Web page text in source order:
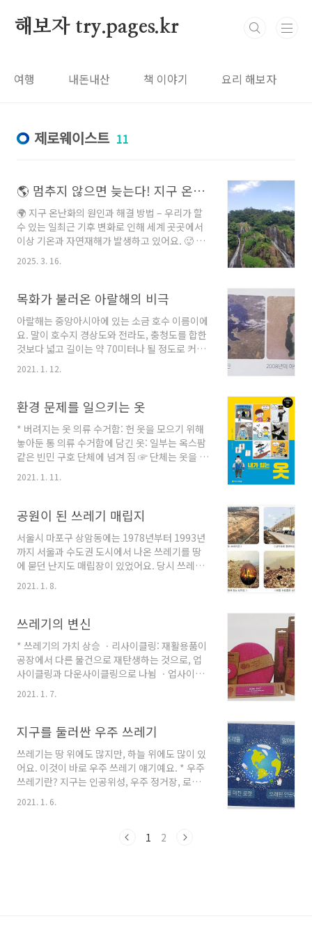
해보자 try.pages.kr
여행 내돈내산 책 이야기 요리 해보자
제로웨이스트 11
🌎 멈추지 않으면 늦는다! 지구 온난화의 원인과 해결책-우리가 할 수 있는 일 ⚠️
🌍 지구 온난화의 원인과 해결 방법 – 우리가 할
수 있는 일최근 기후 변화로 인해 세계 곳곳에서
이상 기온과 자연재해가 발생하고 있어요. 🥵 겨
울이 짧아지고, 여름은 더 길어지는 걸 직접 체감
하는 분들도 많을 텐데요. 이러한 현상의 주요 원
다.오늘은 지구 온난화의 원인과 문제점, 그리고
게요! 🌱---❄️ 지구 온난화란?지구 온난화는 지
구의 평균 기온이 점점 상승하는 현상을 의미해
요. 주된 원인은 인간 활동으로 인한 온실가스 배
출 증가입니다. 온실가스는 대기 중에서 열을 가
난화의 심각성:✔ 19세기 ..
2025. 3. 16.
목화가 불러온 아랄해의 비극
아랄해는 중앙아시아에 있는 소금 호수 이름이에
요. 말이 호수지 경상도와 전라도, 충청도를 합한
것보다 넓고 길이는 약 70미터나 될 정도로 커요.
아름다운 데다가 잉어와 철갑상어 등 많은 생물
이 살아 세계적인 관광지였어요. 하지만 지금은
뻘건 사막이 되었거든요. 남은 물도 심각하게 오
죽음의 바다가 되었어요. 그 이유는 바로 목화 때
문이에요. 아랄해 주변에는 드넓은 목화밭이 있
었어요. 목화를 재배하려면 많은 물이 필요해요.
사람들은 2개의 강에서 물을 끌어왔어요. 그런데
랄해는 점점 말라 갔어요. 결국 아랄해의 바닥이
드러났..
2021. 1. 12.
환경 문제를 일으키는 옷
* 버려지는 옷 의류 수거함: 헌 옷을 모으기 위해
놓아둔 통 의류 수거함에 담긴 옷: 일부는 옥스팜
같은 빈민 구호 단체에 넘겨 짐 ☞ 단체는 옷을 등
급에 따라 분류 (가장 상태가 좋은 옷은 국내에서
싼 가격에 판매하고, 가장 상태가 나쁜 옷은 묻거
로 수출함) * 패스트패션 최신 유행을 반영해 대
량으로 생산되는 세련되고 값싼 옷 주문하면 빨
리 나오는 패스트푸드처럼 번개같이 제작되어 판
매됨 유행에 민감한 젊은이들이 주요 소비자 * 옷
과 환경 오염 면섬유: 목화 재배에는 엄청난 양의
농약과 살충제가 사용됨 합성 섬유: 세탁할 때 떨
가스 발생 땅에 묻은 헌 옷은 썩을 때 ..
2021. 1. 11.
공원이 된 쓰레기 매립지
서울시 마포구 상암동에는 1978년부터 1993년
까지 서울과 수도권 도시에서 나온 쓰레기를 땅
에 묻던 난지도 매립장이 있었어요. 당시 쓰레기
2개나 생겼지요. 이렇게 쌓인 쓰레기의 양은 커다
쓰레기 매립은 더 이상 안 돼! 난지도 매립장 근처
에 사는 사람들은 고약한 냄새 때문에 생활이 불
편했어요. 심지어 바로 옆에 있는 한강으로 더러
운 물이 흘러들어 물이 크게 오염되었지요. 난지
도 매립장이 더 이상 쓰레기를 묻을 수 없을 만큼
가득 차자, 나라에서는 이곳을 닫고 다른 지역에
을 폐쇄하고 이곳에 생태 공원을 만들..
2021. 1. 8.
쓰레기의 변신
* 쓰레기의 가치 상승 ㆍ리사이클링: 재활용품이
공장에서 다른 물건으로 재탄생하는 것으로, 업
사이클링과 다운사이클링으로 나뉨 ㆍ업사이클
라간 것 ㆍ다운사이클링: 리사이클링 된 물건 중
한 노력 ㆍ환경, 디자인, 기능 등을 고루 갖춘 업
사이클링 제품이 많아짐 ㆍ방수 천, 폐안전띠, 폐
타이어 등을 이용해 가방을 만듦 ㆍ페트병, 플라
스틱 등을 이용해 옷과 신발 등을 만듦 ㆍ씹고 버
린 껌을 모아 다양한 생활용품을 만듦 * 예술이
되는 쓰레기 ㆍ정크 아트: 쓰레기를 이용해 환경
크 아트 뮤지엄, 보은 펀파크 체험 공원, 광명 ..
2021. 1. 7.
지구를 둘러싼 우주 쓰레기
쓰레기는 땅 위에도 많지만, 하늘 위에도 많이 있
어요. 이것이 바로 우주 쓰레기 얘기예요. * 우주
쓰레기란? 지구는 인공위성, 우주 정거장, 로켓
등으로 둘러싸여 있어요. 그중에는 임무를 마쳤
거나 수명이 다한 기계, 우주인들이 잃어버린 장
우주 쓰레기라고 해요. * 우주 쓰레기는 왜 위험
2021. 1. 6.
1 2